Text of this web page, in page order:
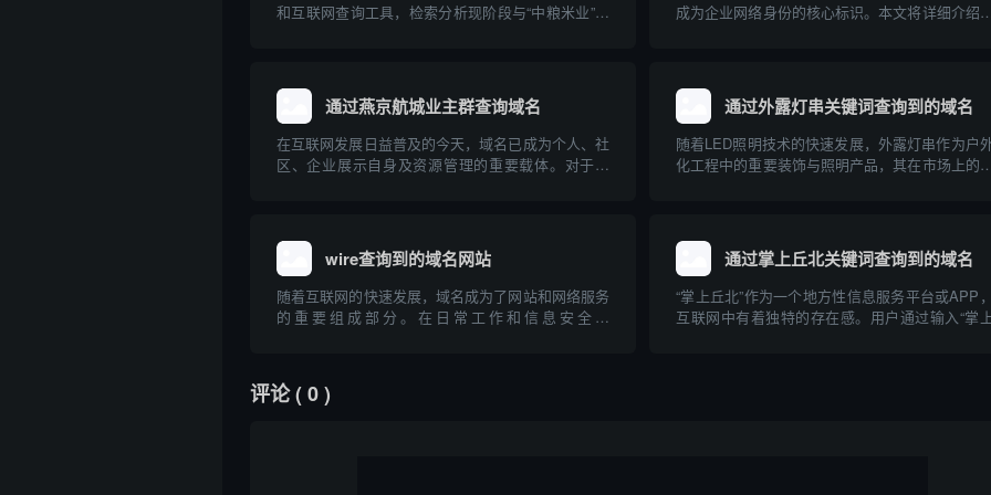
和互联网查询工具，检索分析现阶段与“中粮米业”相
参考。
成为企业网络身份的核心标识。本文将详细介绍如
通过燕京航城业主群查询域名
在互联网发展日益普及的今天，域名已成为个人、社
区、企业展示自身及资源管理的重要载体。对于像
效协作开展...
通过外露灯串关键词查询到的域名
随着LED照明技术的快速发展，外露灯串作为户
化工程中的重要装饰与照明产品，其在市场上的关
到的主...
wire查询到的域名网站
随着互联网的快速发展，域名成为了网站和网络服务
的重要组成部分。在日常工作和信息安全领
域名网站”，探讨其相关工具、查询方法、应用场景
以及在...
通过掌上丘北关键词查询到的域名
“掌上丘北”作为一个地方性信息服务平台或APP
互联网中有着独特的存在感。用户通过输入“掌
评论( 0 )